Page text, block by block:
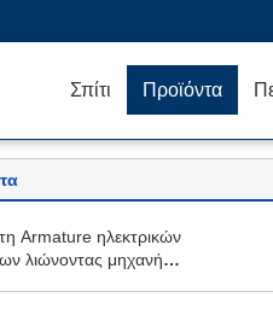
Σπίτι Προϊόντα
Armature ηλεκτρικών
λιώνοντας μηχανή